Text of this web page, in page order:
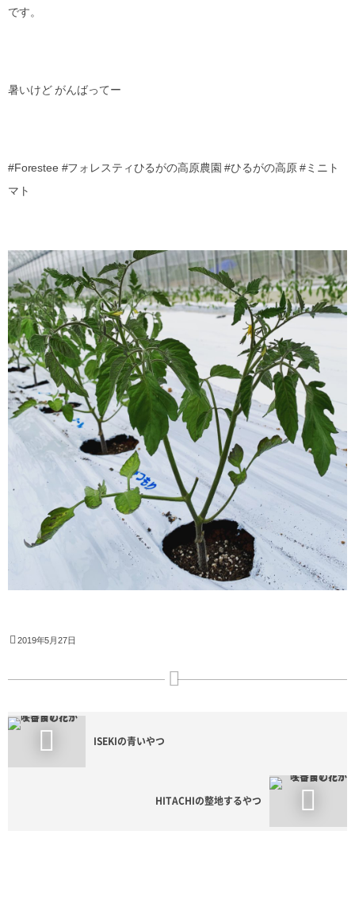
です。
暑いけど がんばってー
#Forestee #フォレスティひるがの高原農園 #ひるがの高原 #ミニト
マト
2019年5月27日
ISEKIの青いやつ
HITACHIの整地するやつ